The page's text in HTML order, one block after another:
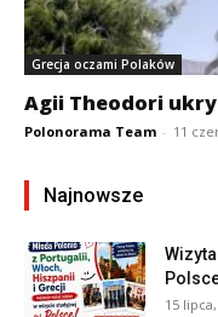
Grecja oczami Polaków
Agii Theodori
Polonorama Team - 11
Najnowsze
15